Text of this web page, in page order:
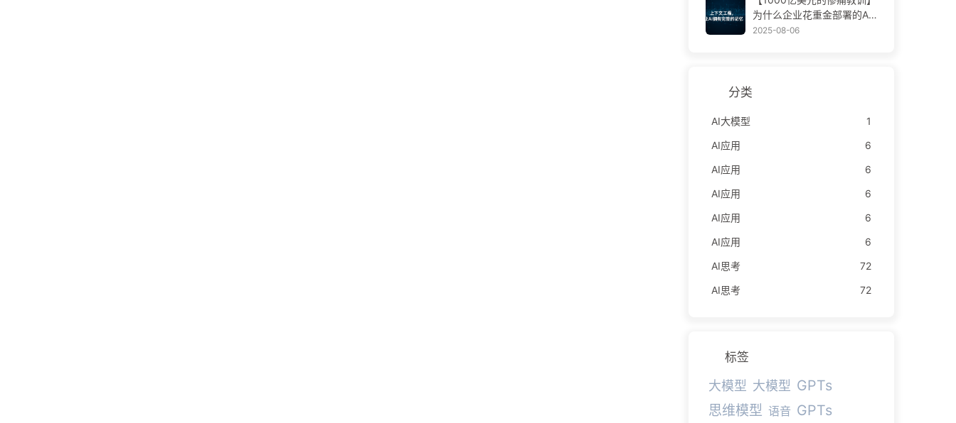
学AI170
为什么企业花重金部署的AI
助手，总在关键时刻“失
2025-08-06
分类
AI大模型
1
AI应用
6
AI应用
6
AI应用
6
AI应用
6
AI应用
6
AI思考
72
AI思考
72
标签
大模型 大模型 GPTs
思维模型 语音 GPTs